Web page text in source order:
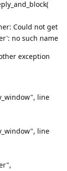
Could not get
no such name
exception
line
line